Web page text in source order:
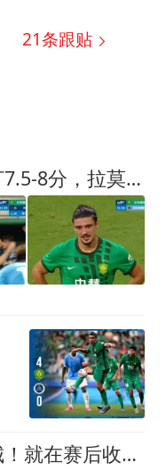
21条跟贴
国安争第二！蒋子承自打7.5-8分，拉莫斯停赛，津门虎差不多得了
国安队本轮刚战胜新鹏城！就在赛后收到一张罚单，拉莫斯将被停赛